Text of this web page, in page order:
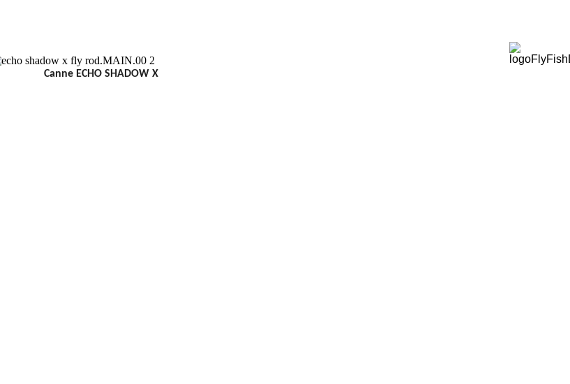
Canne ECHO SHADOW X